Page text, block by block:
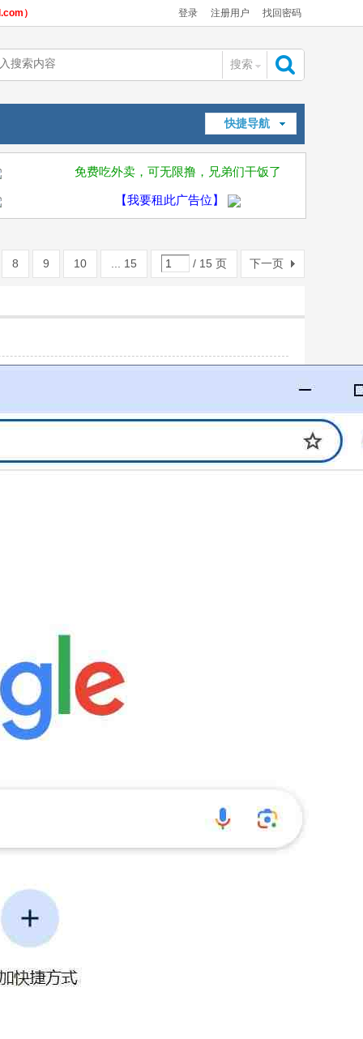
） 登录 注册用户 找回密码
搜索
索
快捷导航
免费吃外卖，可无限撸，兄弟们干饭了
【我要租此广告位】
8 9 10 ... 15 / 15 页 下一页